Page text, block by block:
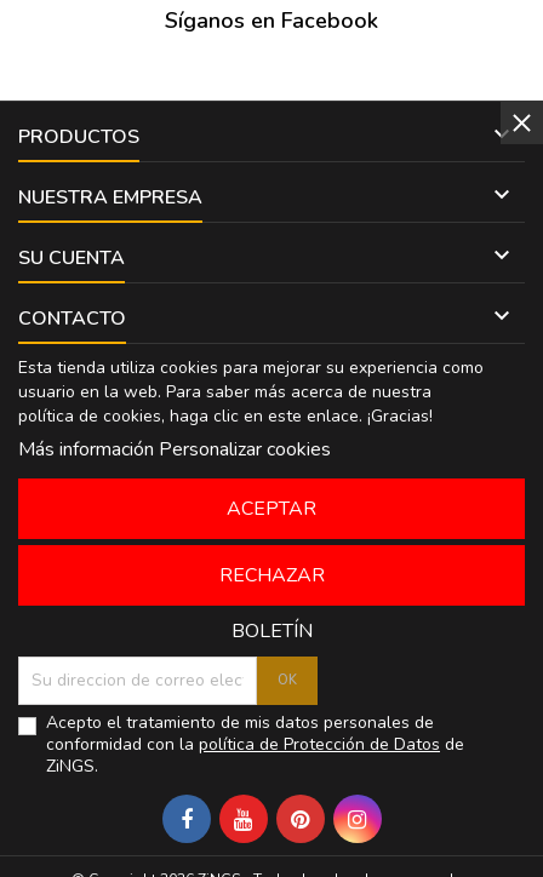
Síganos en Facebook
PRODUCTOS 
NUESTRA EMPRESA 
SU CUENTA 
CONTACTO 
Esta tienda utiliza cookies para mejorar su experiencia como
usuario en la web. Para saber más acerca de nuestra
política de cookies, haga clic en este enlace. ¡Gracias!
Más información Personalizar cookies
RECHAZAR
ACEPTAR
BOLETÍN
Acepto el tratamiento de mis datos personales de
conformidad con la política de Protección de Datos de
ZiNGS.